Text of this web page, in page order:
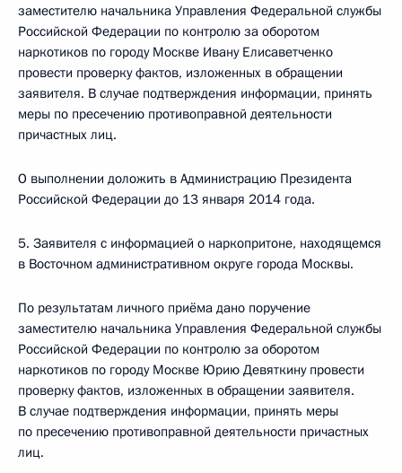
заместителю начальника Управления Федеральной службы
Российской Федерации по контролю за оборотом
наркотиков по городу Москве Ивану Елисаветченко
провести проверку фактов, изложенных в обращении
заявителя. В случае подтверждения информации, принять
меры по пресечению противоправной деятельности
причастных лиц.
О выполнении доложить в Администрацию Президента
Российской Федерации до 13 января 2014 года.
5. Заявителя с информацией о наркопритоне, находящемся
в Восточном административном округе города Москвы.
По результатам личного приёма дано поручение
заместителю начальника Управления Федеральной службы
Российской Федерации по контролю за оборотом
наркотиков по городу Москве Юрию Девяткину провести
проверку фактов, изложенных в обращении заявителя.
В случае подтверждения информации, принять меры
по пресечению противоправной деятельности причастных
лиц.